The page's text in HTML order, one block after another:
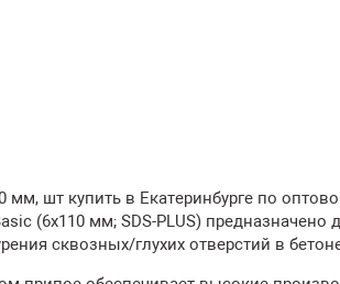
мм, шт купить в Екатеринбурге по
(6x110 мм; SDS-PLUS) предназначено
сквозных/глухих отверстий в